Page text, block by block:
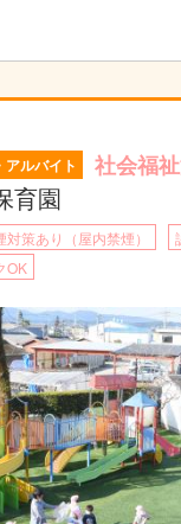
アルバイト 社会福
育園
対策あり（屋内禁煙）
OK